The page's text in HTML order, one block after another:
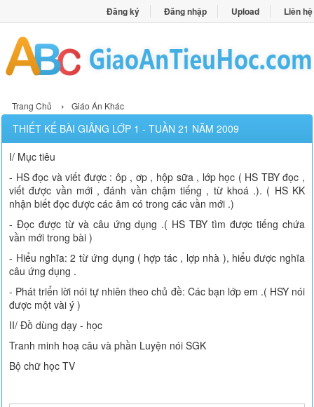
Đăng ký Đăng nhập Upload Liên hệ
Trang Chủ › Giáo Án Khác
THIẾT KẾ BÀI GIẢNG LỚP 1 - TUẦN 21 NĂM 2009
I/ Mục tiêu
- HS đọc và viết được : ôp , ơp , hộp sữa , lớp học ( HS TBY đọc ,
viết được vần mới , đánh vần chậm tiếng , từ khoá .). ( HS KK
nhận biết đọc được các âm có trong các vần mới .)
- Đọc được từ và câu ứng dụng .( HS TBY tìm được tiếng chứa
vần mới trong bài )
- Hiểu nghĩa: 2 từ ứng dụng ( hợp tác , lợp nhà ), hiểu được nghĩa
câu ứng dụng .
- Phát triển lời nói tự nhiên theo chủ đề: Các bạn lớp em .( HSY nói
được một vài ý )
II/ Đồ dùng dạy - học
Tranh minh hoạ câu và phần Luyện nói SGK
Bộ chữ học TV